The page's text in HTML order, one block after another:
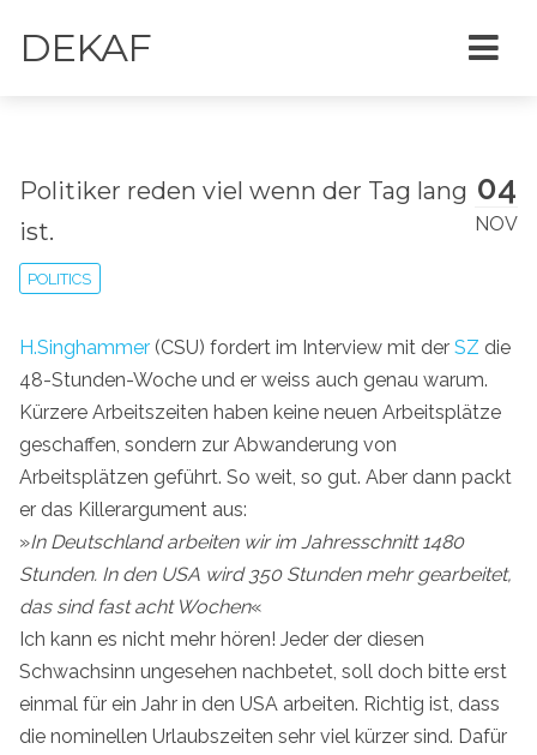
DEKAF
04
NOV
Politiker reden viel wenn der Tag lang
ist.
POLITICS
H.Singhammer (CSU) fordert im Interview mit der SZ die
48-Stunden-Woche und er weiss auch genau warum.
Kürzere Arbeitszeiten haben keine neuen Arbeitsplätze
geschaffen, sondern zur Abwanderung von
Arbeitsplätzen geführt. So weit, so gut. Aber dann packt
er das Killerargument aus:
»In Deutschland arbeiten wir im Jahresschnitt 1480
Stunden. In den USA wird 350 Stunden mehr gearbeitet,
das sind fast acht Wochen«
Ich kann es nicht mehr hören! Jeder der diesen
Schwachsinn ungesehen nachbetet, soll doch bitte erst
einmal für ein Jahr in den USA arbeiten. Richtig ist, dass
die nominellen Urlaubszeiten sehr viel kürzer sind. Dafür